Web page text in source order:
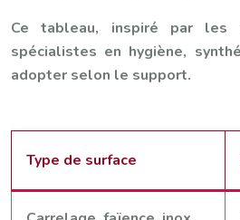
Ce tableau, inspiré par les
spécialistes en hygiène,
adopter selon le support.
Type de surface